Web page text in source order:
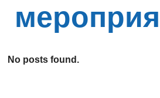
No posts found.